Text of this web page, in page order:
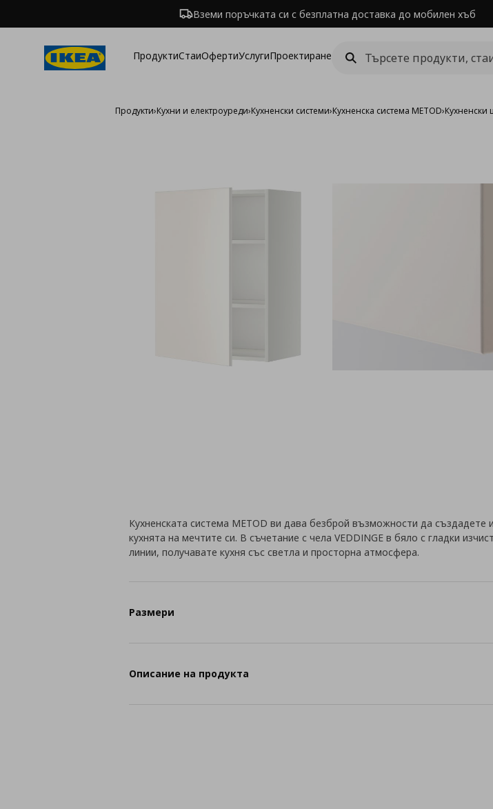
Вземи поръчката си с безплатна доставка до мобилен хъб
ПродуктиСтаиОфертиУслугиПроектиране
Продукти›Кухни и електроуреди›Кухненски системи›Кухненска система METOD›Кухненски
Кухненската система METOD ви дава безброй възможности да създадете
кухнята на мечтите си. В съчетание с чела VEDDINGE в бяло с гладки
линии, получавате кухня със светла и просторна атмосфера.
Размери
Описание на продукта